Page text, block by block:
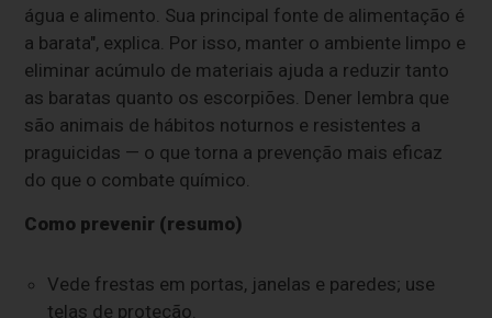
água e alimento. Sua principal fonte de alimentação é
a barata", explica. Por isso, manter o ambiente limpo e
eliminar acúmulo de materiais ajuda a reduzir tanto
as baratas quanto os escorpiões. Dener lembra que
são animais de hábitos noturnos e resistentes a
praguicidas — o que torna a prevenção mais eficaz
do que o combate químico.
Como prevenir (resumo)
Vede frestas em portas, janelas e paredes; use
telas de proteção.